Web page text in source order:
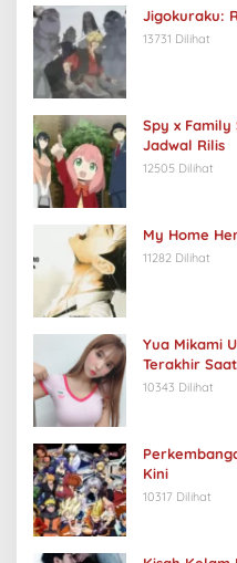
Jigokuraku:
13731 Dilihat
Spy x Family
Jadwal Rilis
12505 Dilihat
My Home
11282 Dilihat
Yua Mikami
Terakhir
10343 Dilihat
Kini
10317 Dilihat